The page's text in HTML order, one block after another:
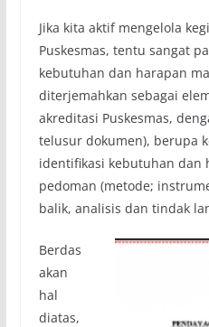
Jika kita aktif mengelola
Puskesmas, tentu sangat
kebutuhan dan harapan
diterjemahkan sebagai
akreditasi Puskesmas,
telusur dokumen), berupa
identifikasi kebutuhan dan
pedoman (metode;
balik, analisis dan tindak
Berdas
akan
hal
diatas,